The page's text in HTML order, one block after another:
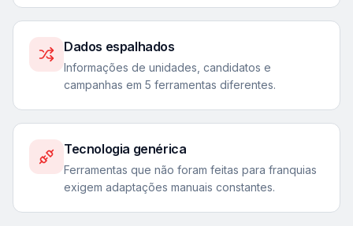
Dados espalhados
Informações de unidades, candidatos e
campanhas em 5 ferramentas diferentes.
Tecnologia genérica
Ferramentas que não foram feitas para franquias
exigem adaptações manuais constantes.